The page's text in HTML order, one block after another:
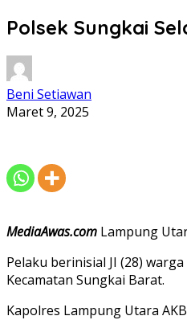
Polsek Sungkai
Beni Setiawan
Maret 9, 2025
MediaAwas.com Lampung
Pelaku berinisial JI (28)
Kecamatan Sungkai Barat.
Kapolres Lampung Utara